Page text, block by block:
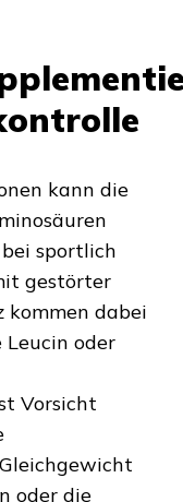
kann die
sportlich
gestörter
kommen dabei
oder
Vorsicht
oder die